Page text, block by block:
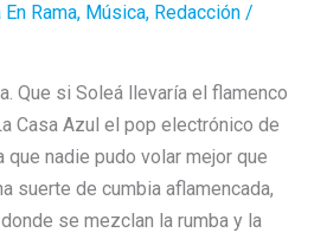
En Rama, Música, Redacción /
Que si Soleá llevaría el flamenco
Casa Azul el pop electrónico de
que nadie pudo volar mejor que
suerte de cumbia aflamencada,
se mezclan la rumba y la